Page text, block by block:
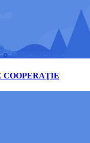
COOPERAŢIE